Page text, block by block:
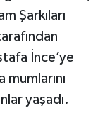
Şarkıları
İnce’ye
yaşadı.